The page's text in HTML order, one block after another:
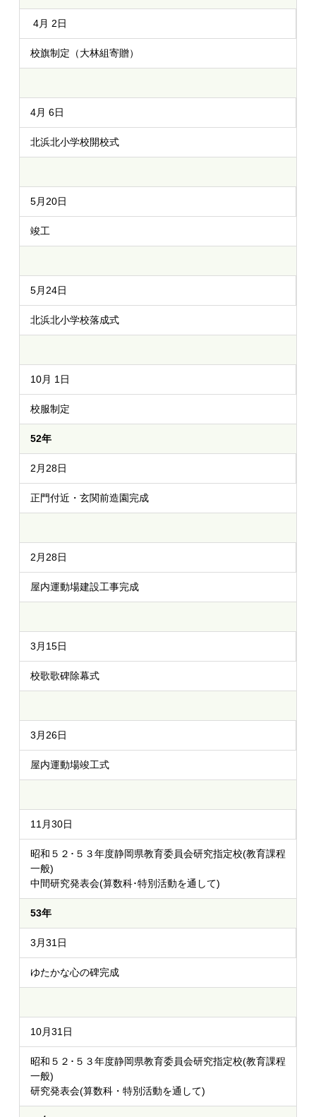
4月 2日
校旗制定（大林組寄贈）
4月 6日
北浜北小学校開校式
5月20日
竣工
5月24日
北浜北小学校落成式
10月 1日
校服制定
52年
2月28日
正門付近・玄関前造園完成
2月28日
屋内運動場建設工事完成
3月15日
校歌歌碑除幕式
3月26日
屋内運動場竣工式
11月30日
昭和５２･５３年度静岡県教育委員会研究指定校(教育課程
一般)
中間研究発表会(算数科･特別活動を通して)
53年
3月31日
ゆたかな心の碑完成
10月31日
昭和５２･５３年度静岡県教育委員会研究指定校(教育課程
一般)
研究発表会(算数科・特別活動を通して)